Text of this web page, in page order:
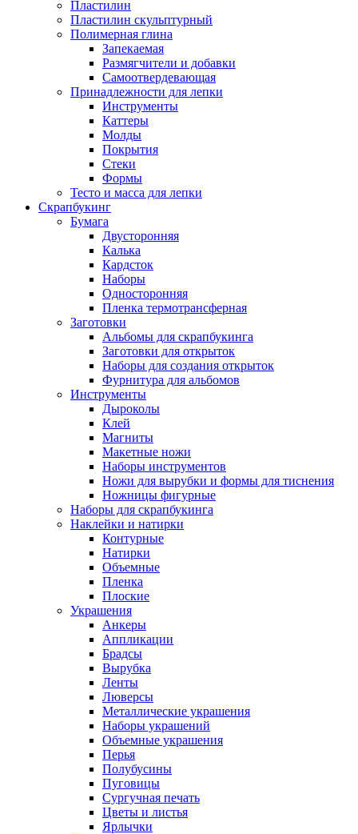
Пластилин
Пластилин скульптурный
Полимерная глина
Запекаемая
Размягчители и добавки
Самоотвердевающая
Принадлежности для лепки
Инструменты
Каттеры
Молды
Покрытия
Стеки
Формы
Тесто и масса для лепки
Скрапбукинг
Бумага
Двусторонняя
Калька
Кардсток
Наборы
Односторонняя
Пленка термотрансферная
Заготовки
Альбомы для скрапбукинга
Заготовки для открыток
Наборы для создания открыток
Фурнитура для альбомов
Инструменты
Дыроколы
Клей
Магниты
Макетные ножи
Наборы инструментов
Ножи для вырубки и формы для тиснения
Ножницы фигурные
Наборы для скрапбукинга
Наклейки и натирки
Контурные
Натирки
Объемные
Пленка
Плоские
Украшения
Анкеры
Аппликации
Брадсы
Вырубка
Ленты
Люверсы
Металлические украшения
Наборы украшений
Объемные украшения
Перья
Полубусины
Пуговицы
Сургучная печать
Цветы и листья
Ярлычки